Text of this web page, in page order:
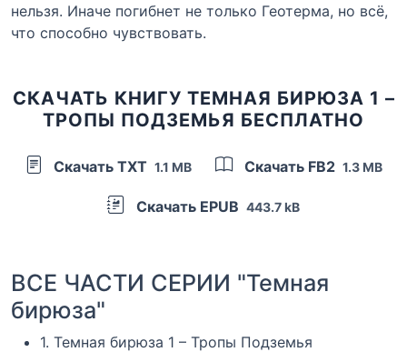
нельзя. Иначе погибнет не только Геотерма, но всё,
что способно чувствовать.
СКАЧАТЬ КНИГУ ТЕМНАЯ БИРЮЗА 1 –
ТРОПЫ ПОДЗЕМЬЯ БЕСПЛАТНО
Скачать TXT 1.1 MB Скачать FB2 1.3 MB
Скачать EPUB 443.7 kB
ВСЕ ЧАСТИ СЕРИИ "Темная
бирюза"
1. Темная бирюза 1 – Тропы Подземья